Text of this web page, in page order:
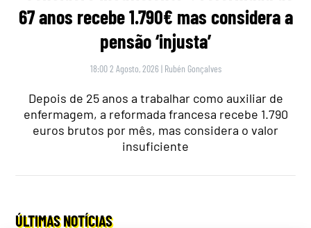
67 anos recebe 1.790€ mas considera a
pensão ‘injusta’
18:00 2 Agosto, 2026 | Rubén Gonçalves
Depois de 25 anos a trabalhar como auxiliar de
enfermagem, a reformada francesa recebe 1.790
euros brutos por mês, mas considera o valor
insuficiente
ÚLTIMAS NOTÍCIAS